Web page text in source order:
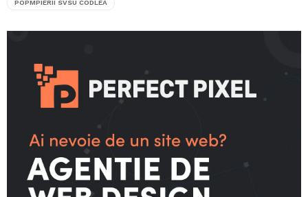
POPMPIERII SVSU CODLEA